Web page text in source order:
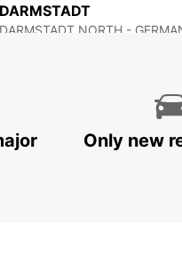
DARMSTADT
DARMSTADT NORTH -
Only new